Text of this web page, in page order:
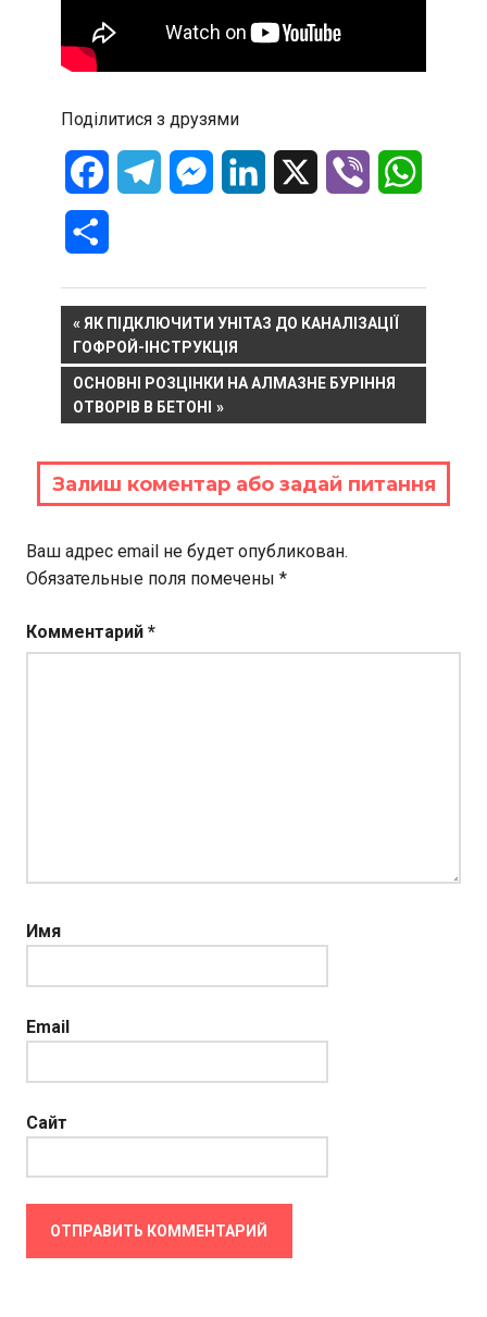
Поділитися з друзями
FacebookTelegramMessenger
LinkedIn Viber
Навигация
по
записям
PREVIOUS
POST:
ЯК ПІДКЛЮЧИТИ УНІТАЗ ДО КАНАЛІЗАЦІЇ
ГОФРОЙ-ІНСТРУКЦІЯ
NEXT
POST:
ОСНОВНІ РОЗЦІНКИ НА АЛМАЗНЕ БУРІННЯ
ОТВОРІВ В БЕТОНІ
Залиш коментар або задай питання
Ваш адрес email не будет опубликован.
Обязательные поля помечены *
Комментарий *
Имя
Email
Сайт